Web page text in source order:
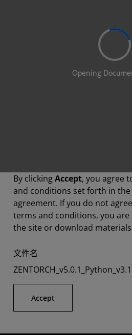
By clickingAccept, you agree
and conditions set forth in the
agreement. If you do not
terms and conditions, you
the site or download
文件名
Accept